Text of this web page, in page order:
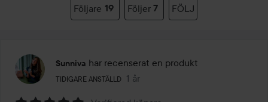
Följare 19 Följer 7 FÖLJ
Sunniva har recenserat en produkt
TIDIGARE ANSTÄLLD
Användarens roll: Tidigare anställd.
1 år
Inlägget skapades 1 år